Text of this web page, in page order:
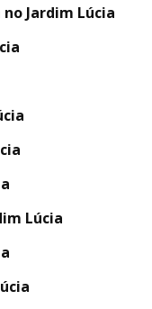
Jardim Lúcia
Lúcia